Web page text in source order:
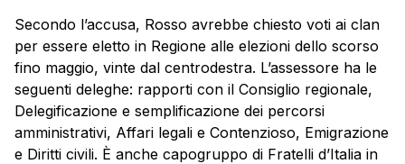
Secondo l’accusa, Rosso avrebbe chiesto voti ai clan
per essere eletto in Regione alle elezioni dello scorso
fino maggio, vinte dal centrodestra. L’assessore ha le
seguenti deleghe: rapporti con il Consiglio regionale,
Delegificazione e semplificazione dei percorsi
amministrativi, Affari legali e Contenzioso, Emigrazione
e Diritti civili. È anche capogruppo di Fratelli d’Italia in